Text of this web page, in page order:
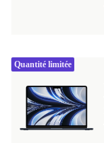
Quantité limitée